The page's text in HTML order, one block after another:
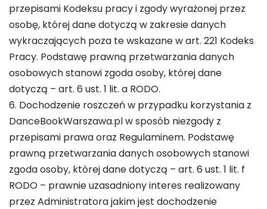
przepisami Kodeksu pracy i zgody wyrażonej przez
osobę, której dane dotyczą w zakresie danych
wykraczających poza te wskazane w art. 221 Kodeks
Pracy. Podstawę prawną przetwarzania danych
osobowych stanowi zgoda osoby, której dane
dotyczą – art. 6 ust. 1 lit. a RODO.
6. Dochodzenie roszczeń w przypadku korzystania z
DanceBookWarszawa.pl w sposób niezgody z
przepisami prawa oraz Regulaminem. Podstawę
prawną przetwarzania danych osobowych stanowi
zgoda osoby, której dane dotyczą – art. 6 ust. 1 lit. f
RODO – prawnie uzasadniony interes realizowany
przez Administratora jakim jest dochodzenie